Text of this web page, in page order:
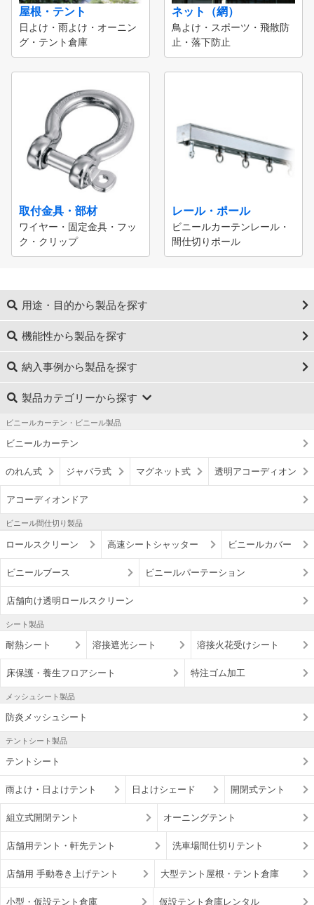
屋根・テント
日よけ・雨よけ・オーニン
グ・テント倉庫
ネット（網）
鳥よけ・スポーツ・飛散防
止・落下防止
取付金具・部材
ワイヤー・固定金具・フッ
ク・クリップ
レール・ポール
ビニールカーテンレール・
間仕切りポール
用途・目的から製品を探す
機能性から製品を探す
納入事例から製品を探す
製品カテゴリーから探す
ビニールカーテン・ビニール製品
ビニールカーテン
のれん式 ジャバラ式 マグネット式 透明アコーディオン
アコーディオンドア
ビニール間仕切り製品
ロールスクリーン 高速シートシャッター ビニールカバー
ビニールブース ビニールパーテーション
店舗向け透明ロールスクリーン
シート製品
耐熱シート 溶接遮光シート 溶接火花受けシート
床保護・養生フロアシート 特注ゴム加工
メッシュシート製品
防炎メッシュシート
テントシート製品
テントシート
雨よけ・日よけテント 日よけシェード 開閉式テント
組立式開閉テント オーニングテント
店舗用テント・軒先テント 洗車場間仕切りテント
店舗用 手動巻き上げテント 大型テント屋根・テント倉庫
小型・仮設テント倉庫 仮設テント倉庫レンタル